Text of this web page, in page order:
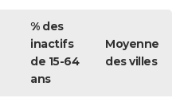
% des
inactifs
de 15-64
ans
Moyenne
des villes